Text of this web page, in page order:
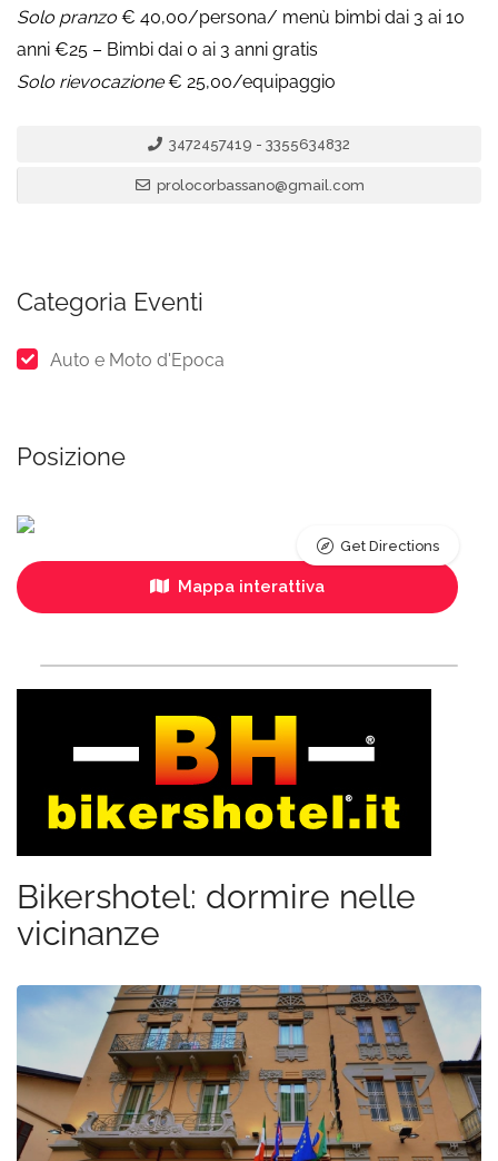
Solo pranzo € 40,00/persona/ menù bimbi dai 3 ai 10
anni €25 – Bimbi dai 0 ai 3 anni gratis
Solo rievocazione€ 25,00/equipaggio
3472457419 - 3355634832
prolocorbassano@gmail.com
Categoria Eventi
Auto e Moto d'Epoca
Posizione
Mappa interattiva
Get Directions
Bikershotel: dormire nelle
vicinanze